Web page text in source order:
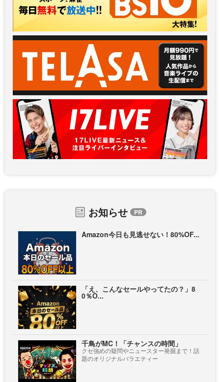
お知らせ
Amazon今日も見逃せない！80%OF...
「え、こんなセールやってたの？」8
0％O...
千鳥がMC！「チャンスの時間」
クセ強めの疑問やニュースター発掘まで！話
題のオリジナルバラエティー